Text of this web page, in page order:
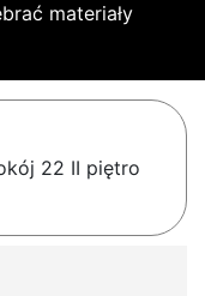
materiały
22 II piętro